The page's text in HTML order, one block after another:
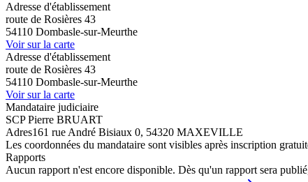
Adresse d'établissement
route de Rosières 43
54110 Dombasle-sur-Meurthe
Voir sur la carte
Adresse d'établissement
route de Rosières 43
54110 Dombasle-sur-Meurthe
Voir sur la carte
Mandataire judiciaire
SCP Pierre BRUART
Adres161 rue André Bisiaux 0, 54320 MAXEVILLE
Les coordonnées du mandataire sont visibles après inscription
Rapports
Aucun rapport n'est encore disponible. Dès qu'un rapport sera